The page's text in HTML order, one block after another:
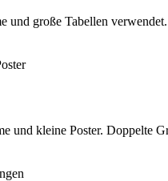
und große Tabellen verwendet.
und kleine Poster. Doppelte